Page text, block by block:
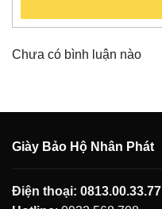
Chưa có bình luận nào
Giày Bảo Hộ Nhân Phát
Điện thoại: 0813.00.33.77